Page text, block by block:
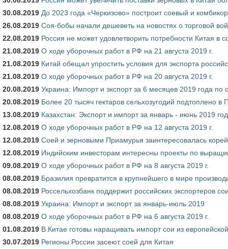
30.08.2019 До 2023 года «Черкизово» построит соевый и
26.08.2019 Соя-бобы начали дешеветь на новостях о торговой
22.08.2019 Россия не может удовлетворить потребности Китая
21.08.2019 О ходе уборочных работ в РФ на 21 августа 2019 г.
21.08.2019 Китай обещал упростить условия для экспорта
21.08.2019 О ходе уборочных работ в РФ на 20 августа 2019 г.
20.08.2019 Украина: Импорт и экспорт за 6 месяцев 2019 года по
20.08.2019 Более 20 тысяч гектаров сельхозугодий подтоплено в
13.08.2019 Казахстан: Экспорт и импорт за январь - июнь 2019
12.08.2019 О ходе уборочных работ в РФ на 12 августа 2019 г.
12.08.2019 Соей и зерновыми Приамурья заинтересовалась
12.08.2019 Индийским инвесторам интересны проекты по
09.08.2019 О ходе уборочных работ в РФ на 8 августа 2019 г.
08.08.2019 Бразилия превратится в крупнейшего в мире
08.08.2019 Россельхозбанк поддержит российских экспортеров
08.08.2019 Украина: Импорт и экспорт за январь-июль 2019
08.08.2019 О ходе уборочных работ в РФ на 6 августа 2019 г.
01.08.2019 В Китае готовы наращивать импорт сои из
30.07.2019 Регионы России засеют соей для Китая